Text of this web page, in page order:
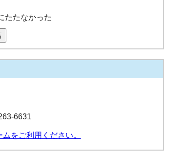
たたなかった
6631
をご利用ください。